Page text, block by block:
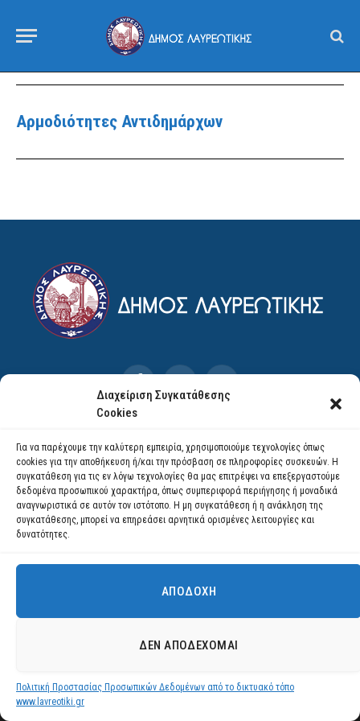
Διαχείριση Συγκατάθεσης
Cookies
Για να παρέχουμε την καλύτερη εμπειρία, χρησιμοποιούμε τεχνολογίες όπως
cookies για την αποθήκευση ή/και την πρόσβαση σε πληροφορίες συσκευών. Η
συγκατάθεση για τις εν λόγω τεχνολογίες θα μας επιτρέψει να επεξεργαστούμε
δεδομένα προσωπικού χαρακτήρα, όπως συμπεριφορά περιήγησης ή μοναδικά
αναγνωριστικά σε αυτόν τον ιστότοπο. Η μη συγκατάθεση ή η ανάκληση της
συγκατάθεσης, μπορεί να επηρεάσει αρνητικά ορισμένες λειτουργίες και
δυνατότητες.
ΑΠΟΔΟΧΉ
ΔΕΝ ΑΠΟΔΈΧΟΜΑΙ
Πολιτική Προστασίας Προσωπικών Δεδομένων από το δικτυακό τόπο
www.lavreotiki.gr
Αρμοδιότητες Αντιδημάρχων
Facebook YouTube
Χρησιμοποιούμε cookies για να σας προσφέρουμε τη βέλτιστη εμπειρία
πλοήγησης στον ιστότοπό μας.
ρυθμίσεις
Αποδοχή